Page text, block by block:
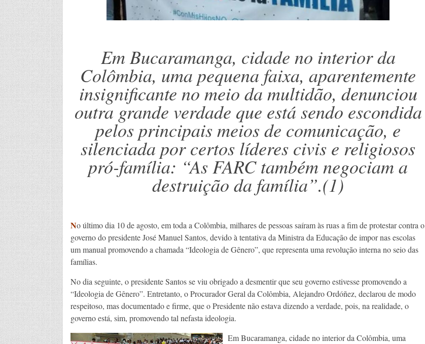
Em Bucaramanga, cidade no interior da
Colômbia, uma pequena faixa, aparentemente
insignificante no meio da multidão, denunciou
outra grande verdade que está sendo escondida
pelos principais meios de comunicação, e
silenciada por certos líderes civis e religiosos
pró-família: “As FARC também negociam a
destruição da família”.(1)
No último dia 10 de agosto, em toda a Colômbia, milhares de pessoas saíram às ruas a fim de protestar contra o
governo do presidente José Manuel Santos, devido à tentativa da Ministra da Educação de impor nas escolas
um manual promovendo a chamada “Ideologia de Gênero”, que representa uma revolução interna no seio das
famílias.
No dia seguinte, o presidente Santos se viu obrigado a desmentir que seu governo estivesse promovendo a
“Ideologia de Gênero”. Entretanto, o Procurador Geral da Colômbia, Alejandro Ordóñez, declarou de modo
respeitoso, mas documentado e firme, que o Presidente não estava dizendo a verdade, pois, na realidade, o
governo está, sim, promovendo tal nefasta ideologia.
Em Bucaramanga, cidade no interior da Colômbia, uma